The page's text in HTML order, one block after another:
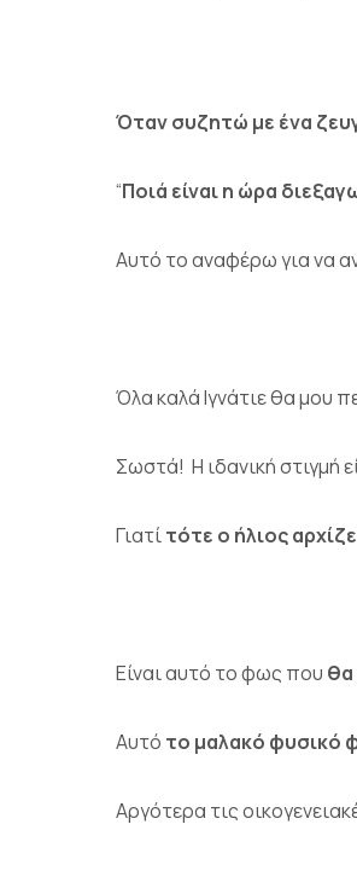
Ότανσυζητώ με ένα
“Ποιά είναι η ώρα
Αυτό το αναφέρω για να
Όλα καλά Ιγνάτιε θα μου
Σωστά! Η ιδανική στιγμή
Γιατίτότε ο ήλιος
Είναι αυτό το φως που θα
Αυτό το μαλακό φυσικό
Αργότερα τις